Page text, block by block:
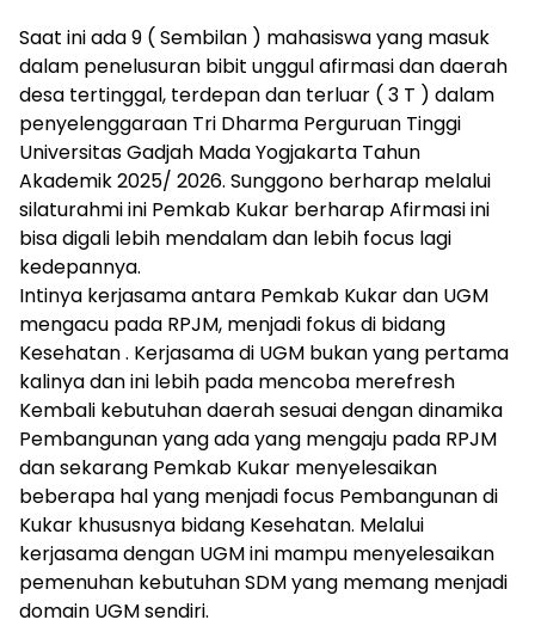
Saat ini ada 9 ( Sembilan ) mahasiswa yang masuk
dalam penelusuran bibit unggul afirmasi dan daerah
desa tertinggal, terdepan dan terluar ( 3 T ) dalam
penyelenggaraan Tri Dharma Perguruan Tinggi
Universitas Gadjah Mada Yogjakarta Tahun
Akademik 2025/ 2026. Sunggono berharap melalui
silaturahmi ini Pemkab Kukar berharap Afirmasi ini
bisa digali lebih mendalam dan lebih focus lagi
kedepannya.
Intinya kerjasama antara Pemkab Kukar dan UGM
mengacu pada RPJM, menjadi fokus di bidang
Kesehatan . Kerjasama di UGM bukan yang pertama
kalinya dan ini lebih pada mencoba merefresh
Kembali kebutuhan daerah sesuai dengan dinamika
Pembangunan yang ada yang mengaju pada RPJM
dan sekarang Pemkab Kukar menyelesaikan
beberapa hal yang menjadi focus Pembangunan di
Kukar khususnya bidang Kesehatan. Melalui
kerjasama dengan UGM ini mampu menyelesaikan
pemenuhan kebutuhan SDM yang memang menjadi
domain UGM sendiri.